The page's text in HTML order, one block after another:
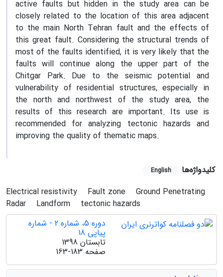
active faults but hidden in the study area can be
closely related to the location of this area adjacent
to the main North Tehran fault and the effects of
this great fault. Considering the structural trends of
most of the faults identified, it is very likely that the
faults will continue along the upper part of the
Chitgar Park. Due to the seismic potential and
vulnerability of residential structures, especially in
the north and northwest of the study area, the
results of this research are important. Its use is
recommended for analyzing tectonic hazards and
improving the quality of thematic maps.
کلیدواژه‌ها English
Electrical resistivity Fault zone
Ground Penetrating
Radar
Landform
tectonic hazards
دوره 5، شماره 2 - شماره
پیاپی 18
تابستان 1398
صفحه 163-183